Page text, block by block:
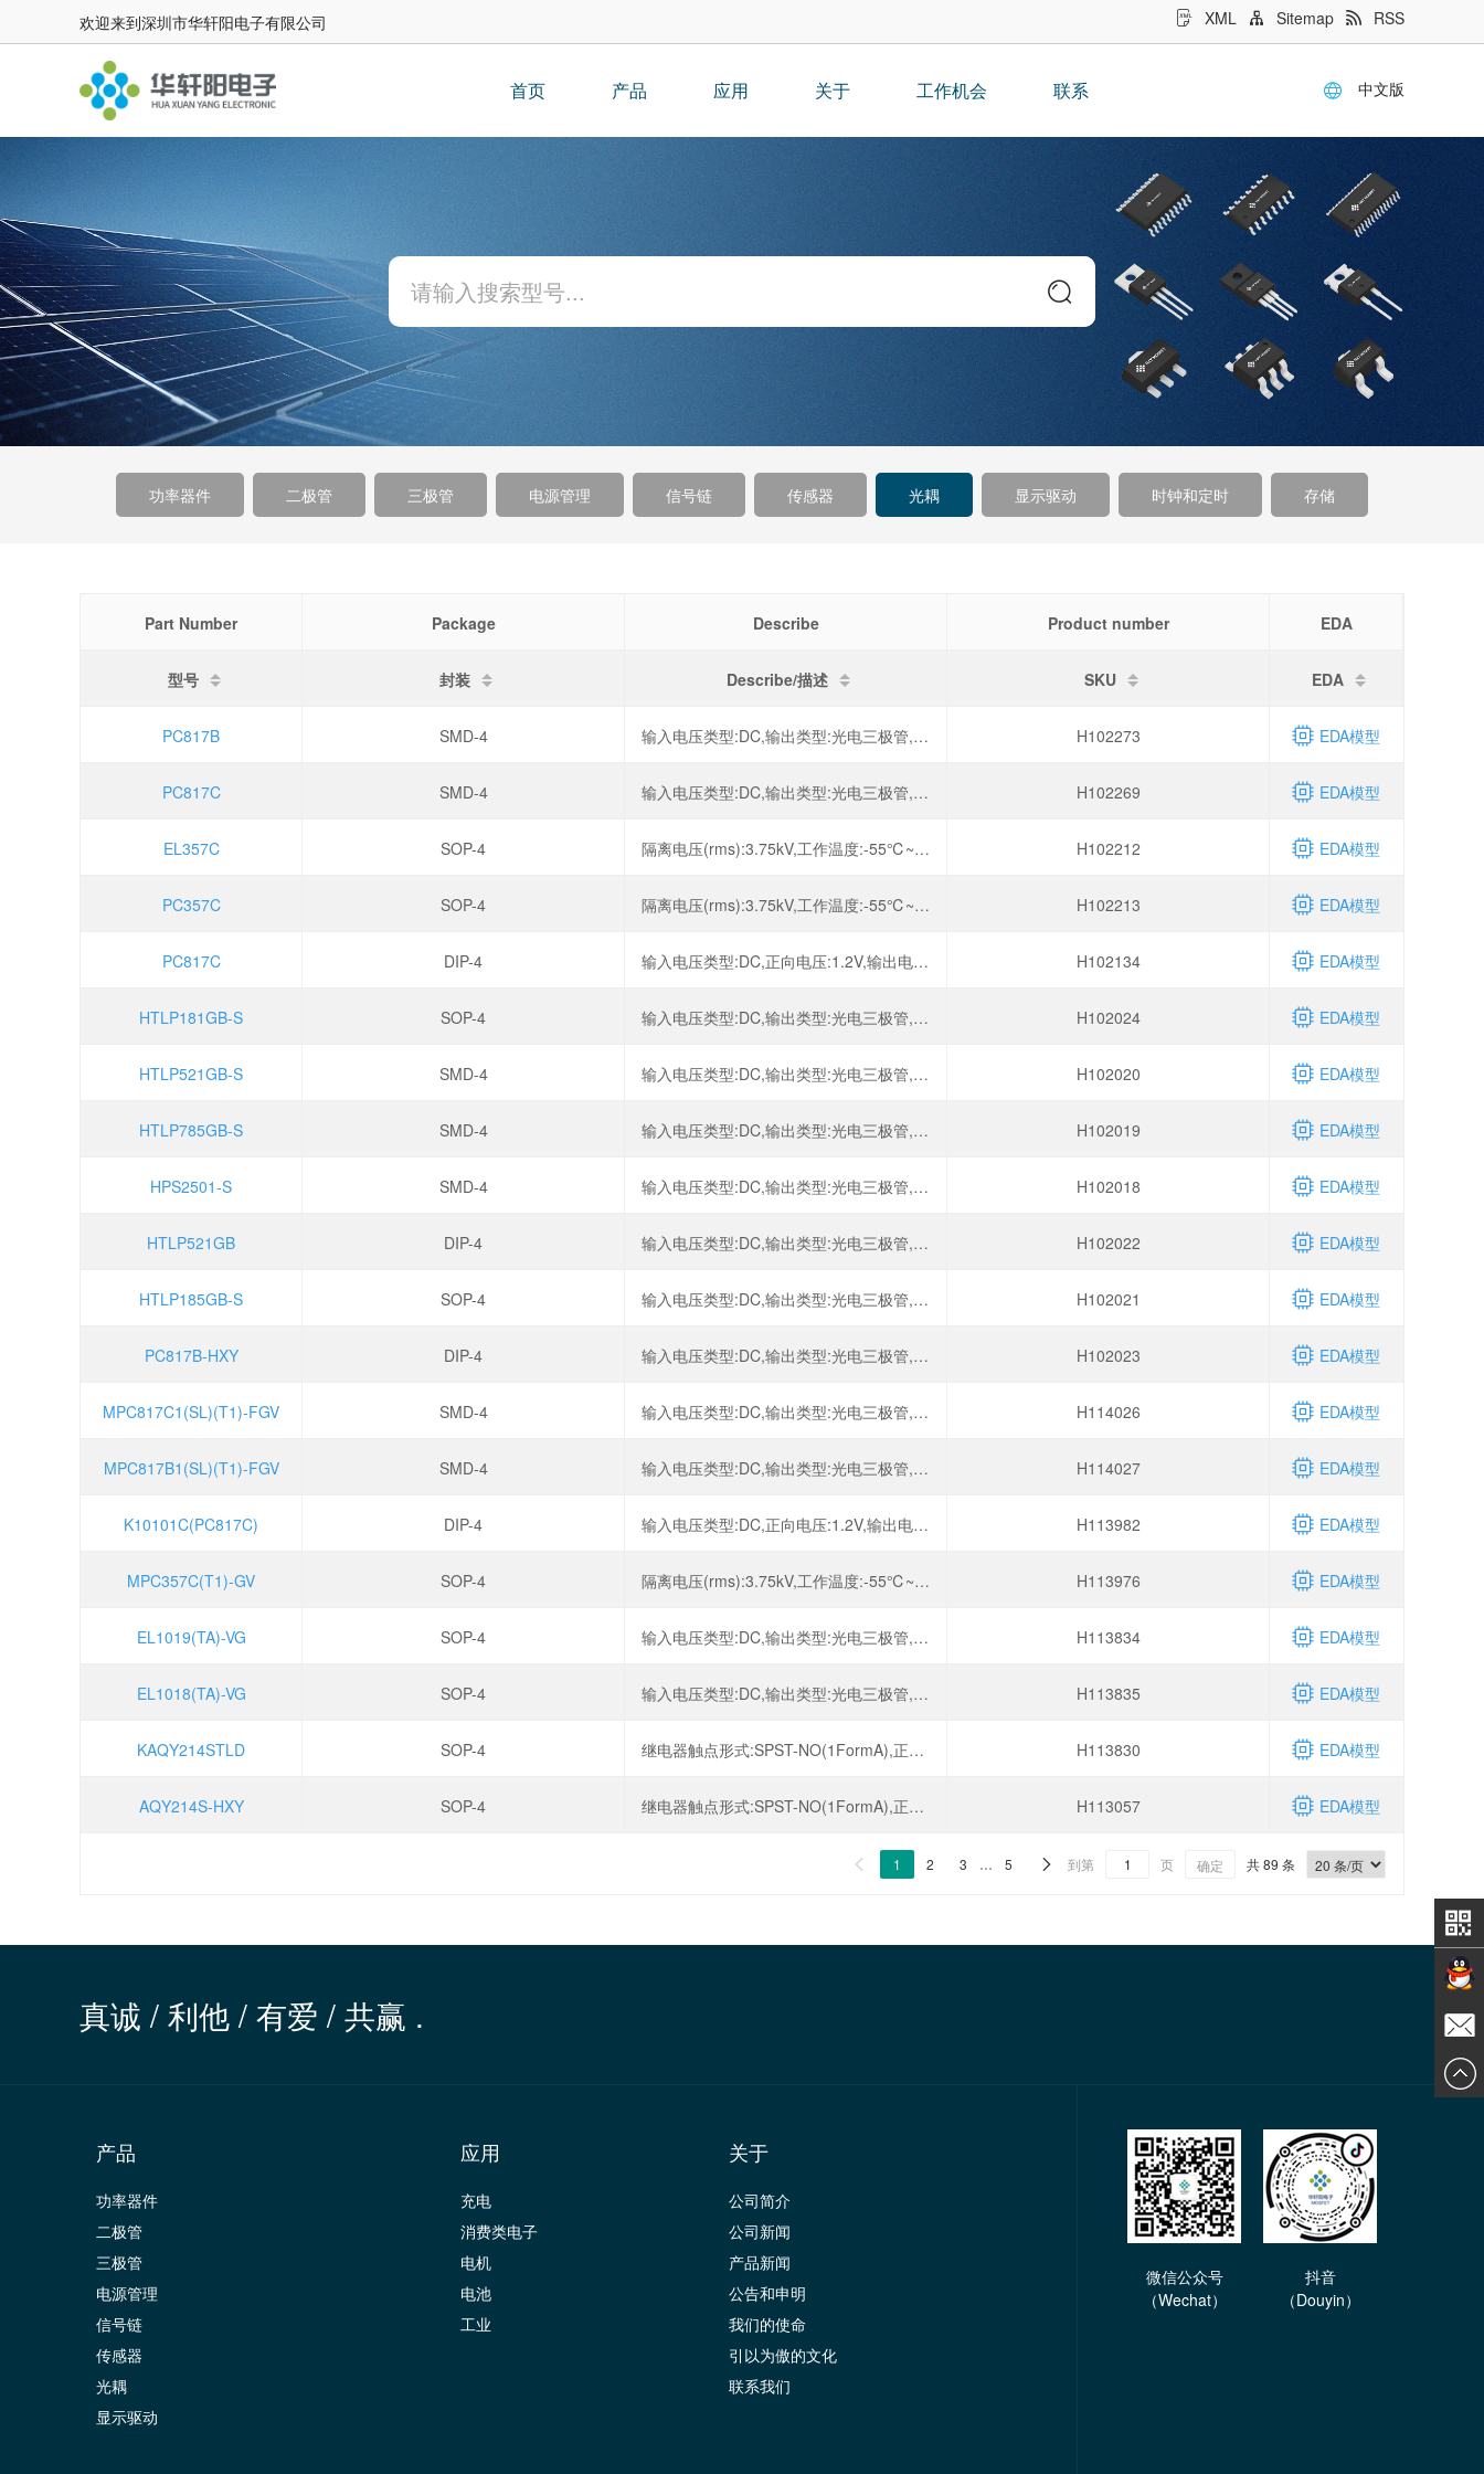
欢迎来到深圳市华轩阳电子有限公司 XML Sitemap RSS
首页 产品 应用 关于 工作机会 联系 中文版
功率器件 二极管 三极管 电源管理 信号链 传感器 光耦 显示驱动 时钟和定时 存储
Part Number Package Describe Product number EDA
型号 封装 Describe/描述 SKU EDA
PC817B SMD-4 输入电压类型:DC,输出类型:光电三极管,正向电压:1.2V,输出电流:50mA, H102273 EDA模型
PC817C SMD-4 输入电压类型:DC,输出类型:光电三极管,正向电压:1.2V,输出电流:50mA, H102269 EDA模型
EL357C SOP-4 隔离电压(rms):3.75kV,工作温度:-55℃~+110℃, H102212 EDA模型
PC357C SOP-4 隔离电压(rms):3.75kV,工作温度:-55℃~+110℃, H102213 EDA模型
PC817C DIP-4 输入电压类型:DC,正向电压:1.2V,输出电流:500mA,反向电压:6V, H102134 EDA模型
HTLP181GB-S SOP-4 输入电压类型:DC,输出类型:光电三极管,正向电压:1.15V,输出电流:50mA, H102024 EDA模型
HTLP521GB-S SMD-4 输入电压类型:DC,输出类型:光电三极管,正向电压:1.15V,输出电流:50mA, H102020 EDA模型
HTLP785GB-S SMD-4 输入电压类型:DC,输出类型:光电三极管,正向电压:1.15V,输出电流:80mA, H102019 EDA模型
HPS2501-S SMD-4 输入电压类型:DC,输出类型:光电三极管,正向电压:1.17V,输出电流:50mA, H102018 EDA模型
HTLP521GB DIP-4 输入电压类型:DC,输出类型:光电三极管,正向电压:1.15V,输出电流:50mA, H102022 EDA模型
HTLP185GB-S SOP-4 输入电压类型:DC,输出类型:光电三极管,正向电压:1.25V,输出电流:50mA, H102021 EDA模型
PC817B-HXY DIP-4 输入电压类型:DC,输出类型:光电三极管,正向电压:1.2V,输出电流:50mA, H102023 EDA模型
MPC817C1(SL)(T1)-FGV SMD-4 输入电压类型:DC,输出类型:光电三极管,正向电压:1.2V,输出电流:50mA, H114026 EDA模型
MPC817B1(SL)(T1)-FGV SMD-4 输入电压类型:DC,输出类型:光电三极管,正向电压:1.2V,输出电流:50mA, H114027 EDA模型
K10101C(PC817C) DIP-4 输入电压类型:DC,正向电压:1.2V,输出电流:500mA,反向电压:6V, H113982 EDA模型
MPC357C(T1)-GV SOP-4 隔离电压(rms):3.75kV,工作温度:-55℃~+110℃, H113976 EDA模型
EL1019(TA)-VG SOP-4 输入电压类型:DC,输出类型:光电三极管,正向电压:1.35V,输出电流:50mA, H113834 EDA模型
EL1018(TA)-VG SOP-4 输入电压类型:DC,输出类型:光电三极管,正向电压:1.35V,输出电流:50mA, H113835 EDA模型
KAQY214STLD SOP-4 继电器触点形式:SPST-NO(1FormA),正向压降:1.2V,负载电压:400V,连续负载电流:120mA, H113830 EDA模型
AQY214S-HXY SOP-4 继电器触点形式:SPST-NO(1FormA),正向压降:1.2V,负载电压:400V,连续负载电流:120mA, H113057 EDA模型
 1 2 3 … 5  到第 页 确定 共 89 条
真诚 / 利他 / 有爱 / 共赢 .
产品
功率器件
二极管
三极管
电源管理
信号链
传感器
光耦
显示驱动
应用
充电
消费类电子
电机
电池
工业
关于
公司简介
公司新闻
产品新闻
公告和申明
我们的使命
引以为傲的文化
联系我们
微信公众号
（Wechat）
抖音
（Douyin）
在线交
谈
发送邮